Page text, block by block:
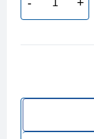
-
Cantitate
multijet
tip
+